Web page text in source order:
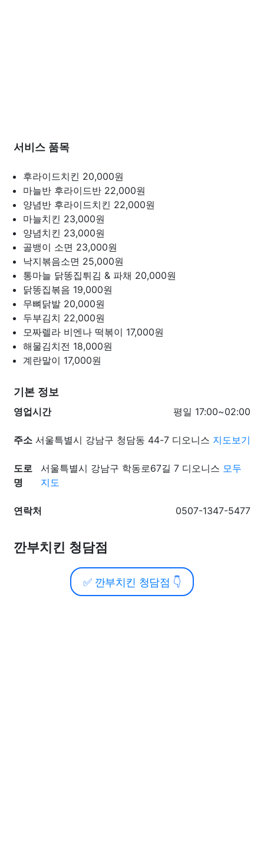
서비스 품목
후라이드치킨 20,000원
마늘반 후라이드반 22,000원
양념반 후라이드치킨 22,000원
마늘치킨 23,000원
양념치킨 23,000원
골뱅이 소면 23,000원
낙지볶음소면 25,000원
통마늘 닭똥집튀김 & 파채 20,000원
닭똥집볶음 19,000원
무뼈닭발 20,000원
두부김치 22,000원
모짜렐라 비엔나 떡볶이 17,000원
해물김치전 18,000원
계란말이 17,000원
기본 정보
영업시간
평일 17:00~02:00
주소 서울특별시 강남구 청담동 44-7 디오니스 지도보기
도로
명
서울특별시 강남구 학동로67길 7 디오니스 모두
지도
연락처 0507-1347-5477
깐부치킨 청담점
✅ 깐부치킨 청담점 👇